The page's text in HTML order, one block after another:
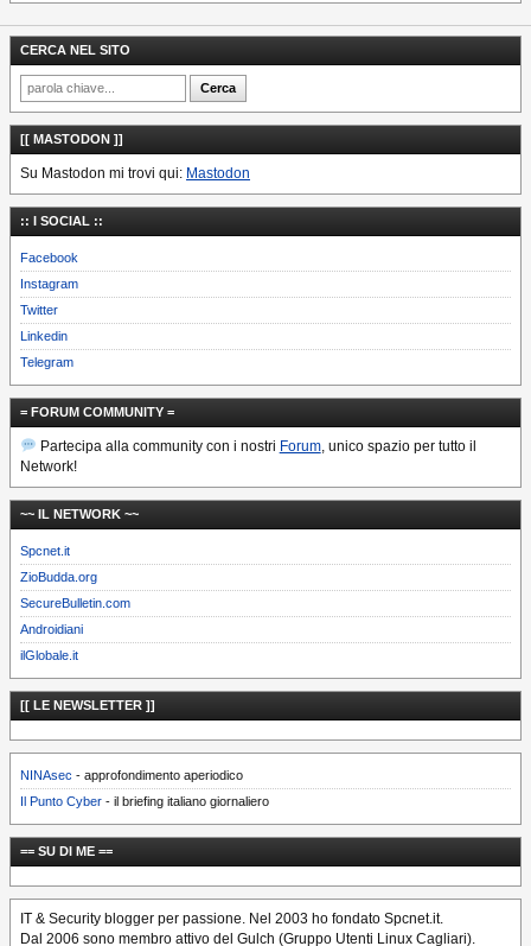
CERCA NEL SITO
[[ MASTODON ]]
Su Mastodon mi trovi qui: Mastodon
:: I SOCIAL ::
Facebook
Instagram
Twitter
Linkedin
Telegram
= FORUM COMMUNITY =
Partecipa alla community con i nostri Forum, unico spazio per tutto il
Network!
~~ IL NETWORK ~~
Spcnet.it
ZioBudda.org
SecureBulletin.com
Androidiani
ilGlobale.it
[[ LE NEWSLETTER ]]
NINAsec - approfondimento aperiodico
Il Punto Cyber - il briefing italiano giornaliero
== SU DI ME ==
IT & Security blogger per passione. Nel 2003 ho fondato Spcnet.it.
Dal 2006 sono membro attivo del Gulch (Gruppo Utenti Linux Cagliari).